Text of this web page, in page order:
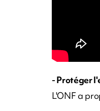
- Protéger
L'ONF a